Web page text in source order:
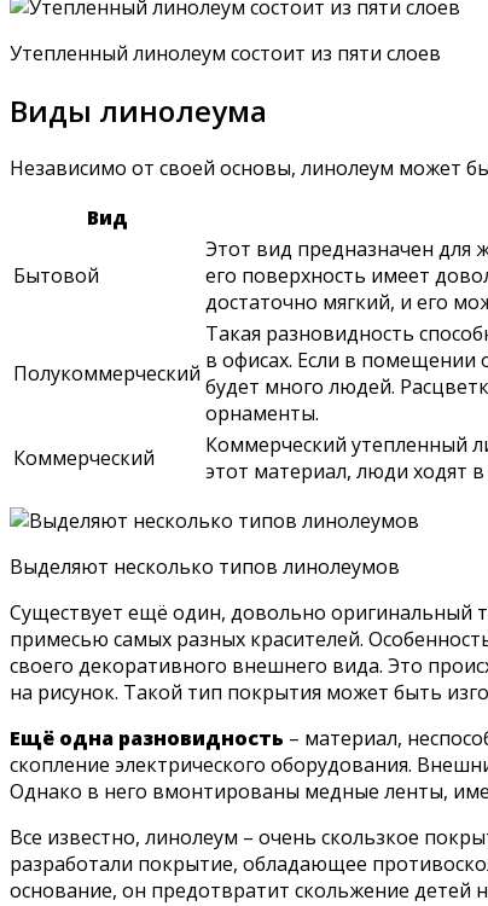
Утепленный линолеум состоит из пяти слоев
Виды линолеума
Независимо от своей основы, линолеум может
Вид
Бытовой
Этот вид предназначен для
его поверхность имеет
достаточно мягкий, и его
Полукоммерческий
Такая разновидность
в офисах. Если в помещении
будет много людей.
орнаменты.
Коммерческий
Коммерческий утепленный
этот материал, люди ходят
Выделяют несколько типов линолеумов
Существует ещё один, довольно оригинальный
примесью самых разных красителей.
своего декоративного внешнего вида. Это
на рисунок. Такой тип покрытия может быть
Ещё одна разновидность – материал,
скопление электрического оборудования.
Однако в него вмонтированы медные ленты,
Все известно, линолеум – очень скользкое
разработали покрытие, обладающее
основание, он предотвратит скольжение детей